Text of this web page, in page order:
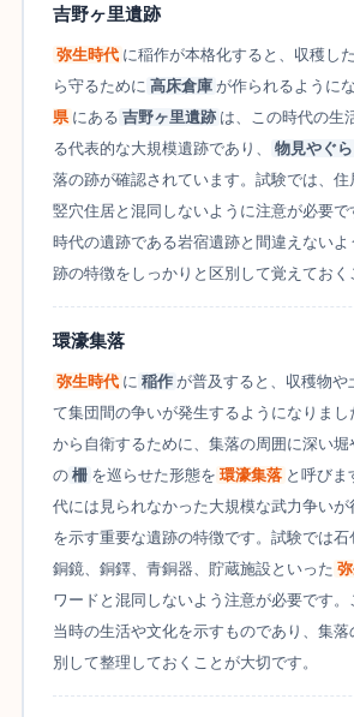
吉野ヶ里遺跡
弥生時代 に稲作が本格化すると、収穫し
ら守るために 高床倉庫 が作られるように
県 にある 吉野ヶ里遺跡 は、この時代の生
る代表的な大規模遺跡であり、
物見やぐら
落の跡が確認されています。試験では、住
竪穴住居と混同しないように注意が必要で
時代の遺跡である岩宿遺跡と間違えない
跡の特徴をしっかりと区別して覚えておく
環濠集落
弥生時代 に 稲作 が普及すると、収穫物や
て集団間の争いが発生するようになりま
から自衛するために、集落の周囲に深い堀
の 柵 を巡らせた形態を 環濠集落 と呼びま
代には見られなかった大規模な武力争いが
を示す重要な遺跡の特徴です。試験では石
銅鏡、銅鐸、青銅器、貯蔵施設といった
ワードと混同しないよう注意が必要です
当時の生活や文化を示すものであり、集
別して整理しておくことが大切です。